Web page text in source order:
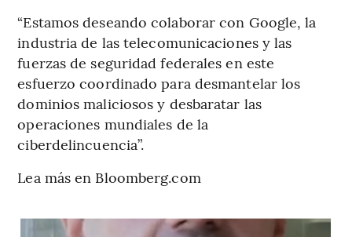
“Estamos deseando colaborar con Google, la
industria de las telecomunicaciones y las
fuerzas de seguridad federales en este
esfuerzo coordinado para desmantelar los
dominios maliciosos y desbaratar las
operaciones mundiales de la
ciberdelincuencia”.
Lea más en Bloomberg.com